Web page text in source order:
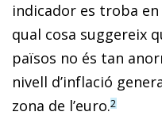
indicador es troba
qual cosa suggereix
països no és tan
nivell d’inflació
zona de l’euro.2